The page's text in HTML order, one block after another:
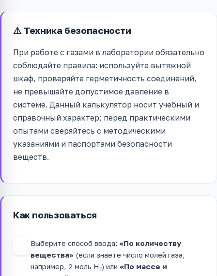
⚠️ Техника безопасности
При работе с газами в лаборатории обязательно
соблюдайте правила: используйте вытяжной
шкаф, проверяйте герметичность соединений,
не превышайте допустимое давление в
системе. Данный калькулятор носит учебный и
справочный характер; перед практическими
опытами сверяйтесь с методическими
указаниями и паспортами безопасности
веществ.
Как пользоваться
Выберите способ ввода: «По количеству
вещества» (если знаете число молей газа,
например, 2 моль H₂) или «По массе и